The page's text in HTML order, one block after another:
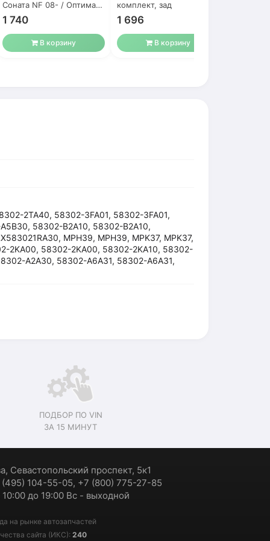
Соната NF 08- / Оптима
10- K5
1 740
В корзину
комплект, зад
1 696
В корзину
2TA40, 58302-3FA01, 58302-3FA01,
58302-B2A10, 58302-B2A10,
MPH39, MPH39, MPK37, MPK37,
2KA00, 58302-2KA00, 58302-2KA10, 58302-
A2A30, 58302-A6A31, 58302-A6A31,
ПОДБОР ПО VIN
ЗА 15 МИНУТ
Севастопольский проспект, 5к1
104-55-05, +7 (800) 775-27-85
до 19:00 Вс - выходной
на рынке автозапчастей
сайта (ИКС): 240